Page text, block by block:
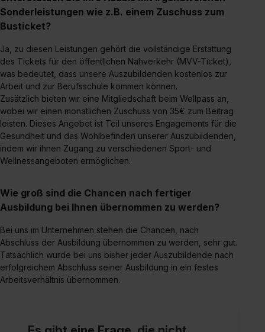
Auswahl über die Checkboxen und klick auf „Auswahl
erlauben“. Die Einwilligung zur Platzierung von Cookies
Media und Marketing“ umfasst hierbei die Einwilligung
zur Übermittlung deiner Daten in die USA (Art. 49 Abs. 1
S. 1 lit. a) DS-GVO). Die USA verfügen über kein
angemessenes Datenschutzniveau (EuGH – Schrems
II). Du kannst die von dir erteilte Einwilligung jederzeit mit
Wirkung für die Zukunft ganz oder teilweise über unsere
Datenschutzerklärung unter dem Punkt „Datenschutz-
Einstellungen“ widerrufen. Weitere Informationen zu den
Impressum.
Sonderleistungen wie z.B. einem Zuschuss zum
Busticket?
Ja, zu diesen Leistungen gehört die vollständige Erstattung
des Tickets für den öffentlichen Nahverkehr (MVV-Ticket),
was bedeutet, dass unsere Auszubildenden kostenlos zur
Arbeit und zur Berufsschule kommen können.
Zusätzlich bieten wir eine Mitgliedschaft beim Wellpass an,
wobei wir einen monatlichen Zuschuss von 35€ zum Beitrag
leisten. Dieses Angebot ist Teil unseres Engagements für die
Gesundheit und das Wohlbefinden unserer Auszubildenden,
indem wir ihnen Zugang zu verschiedenen Sport- und
Wellnessangeboten ermöglichen.
Wie groß sind die Chancen nach fertiger
Ausbildung bei Ihnen übernommen zu werden?
Bei uns im Unternehmen stehen die Chancen, nach
Abschluss der Ausbildung übernommen zu werden, sehr gut.
Tatsächlich wurde bei uns bisher jeder Auszubildende nach
erfolgreichem Abschluss seiner Ausbildung in ein festes
Arbeitsverhältnis übernommen.